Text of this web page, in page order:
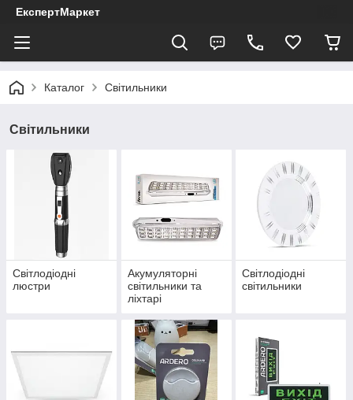
ЕкспертМаркет
Каталог Світильники
Світильники
Світлодіодні
люстри
Акумуляторні
світильники та
ліхтарі
Світлодіодні
світильники